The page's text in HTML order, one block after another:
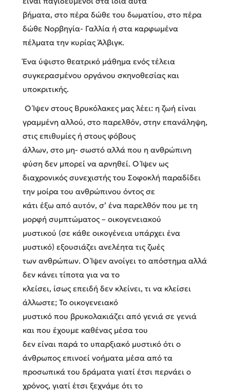
βήματα, στο πέρα δώθε του δωματίου, στο πέρα
δώθε Νορβηγία- Γαλλία ή στα καρφωμένα
πέλματα την κυρίας Άλβιγκ.
Ένα ύψιστο θεατρικό μάθημα ενός τέλεια
συγκερασμένου οργάνου σκηνοθεσίας και
υποκριτικής.
Ο Ίψεν στους Βρυκόλακες μας λέει: η ζωή είναι
γραμμένη αλλού, στο παρελθόν, στην επανάληψη,
στις επιθυμίες ή στους φόβους
άλλων, στο μη- σωστό αλλά που η ανθρώπινη
φύση δεν μπορεί να αρνηθεί. Ο Ίψεν ως
διαχρονικός συνεχιστής του Σοφοκλή παραδίδει
την μοίρα του ανθρώπινου όντος σε
κάτι έξω από αυτόν, σ’ ένα παρελθόν που με τη
μορφή συμπτώματος – οικογενειακού
μυστικού (σε κάθε οικογένεια υπάρχει ένα
μυστικό) εξουσιάζει ανελέητα τις ζωές
των ανθρώπων. Ο Ίψεν ανοίγει το απόστημα αλλά
δεν κάνει τίποτα για να το
κλείσει, ίσως επειδή δεν κλείνει, τι να κλείσει
άλλωστε; Το οικογενειακό
μυστικό που βρυκολακιάζει από γενιά σε γενιά
και που έχουμε καθένας μέσα του
δεν είναι παρά το υπαρξιακό μυστικό ότι ο
άνθρωπος επινοεί νοήματα μέσα από τα
προσωπικά του δράματα γιατί έτσι περνάει ο
χρόνος, γιατί έτσι ξεχνάμε ότι το